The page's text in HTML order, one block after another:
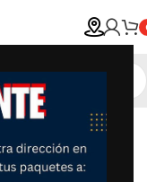
de neblina
230 volts